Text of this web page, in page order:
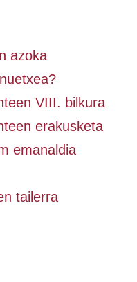
azoka
VIII. bilkura
erakusketa
emanaldia
tailerra